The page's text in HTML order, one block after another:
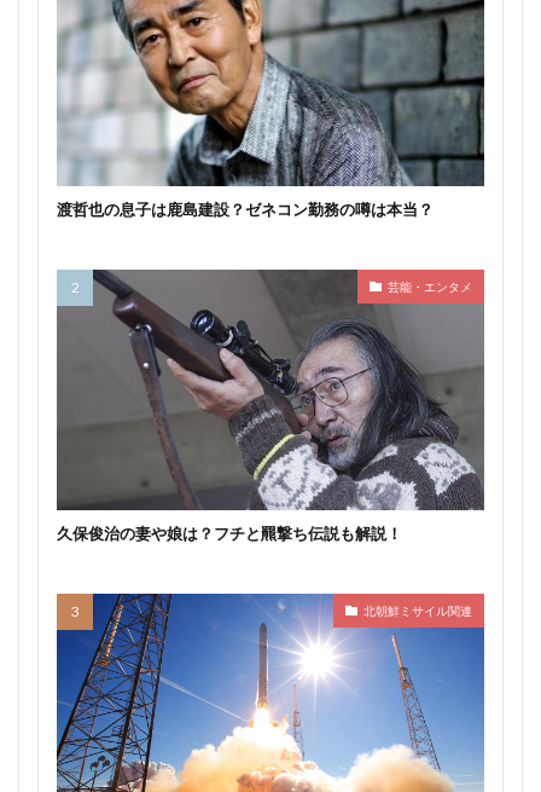
渡哲也の息子は鹿島建設？ゼネコン勤務の噂は本当？
芸能・エンタメ
久保俊治の妻や娘は？フチと羆撃ち伝説も解説！
北朝鮮ミサイル関連